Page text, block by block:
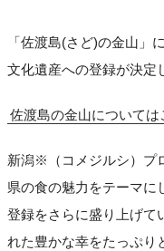
「佐渡島(さど)の金山」
文化遺産への登録が決定
佐渡島の金山については
新潟※（コメジルシ）プ
県の食の魅力をテーマに
登録をさらに盛り上げて
れた豊かな幸をたっぷり